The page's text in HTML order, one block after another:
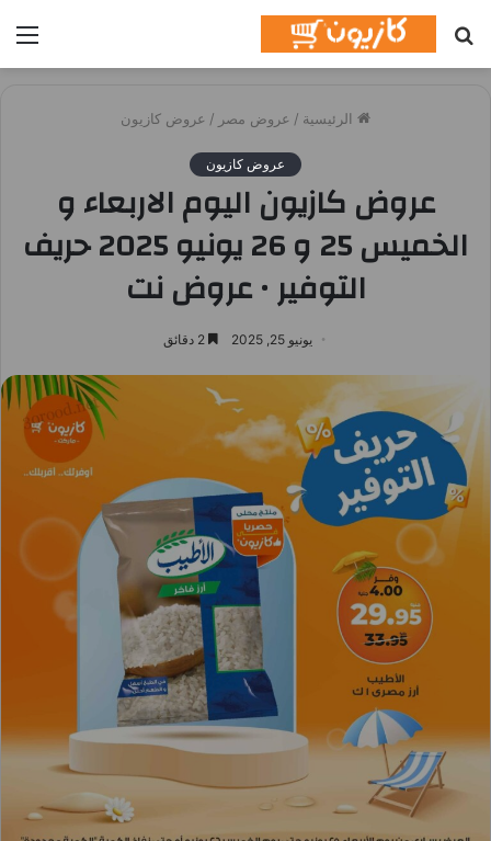
عن
الرئيسية / عروض مصر / عروض كازيون
عروض كازيون
عروض كازيون اليوم الاربعاء و
الخميس 25 و 26 يونيو 2025 حريف
التوفير • عروض نت
يونيو 25, 2025 2 دقائق